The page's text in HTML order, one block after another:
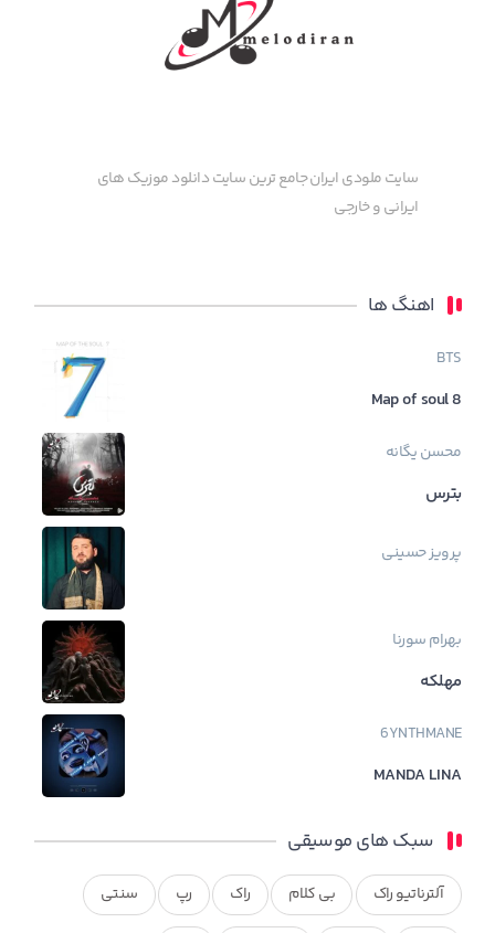
سایت ملودی ایران جامع ترین سایت دانلود موزیک های
ایرانی و خارجی
اهنگ ها
BTS
Map of soul 8
محسن یگانه
بترس
پرویز حسینی
بهرامسورنا
مهلکه
6YNTHMANE
MANDA LINA
سبک های موسیقی
آلترناتیو راک بی کلام راک رپ سنتی